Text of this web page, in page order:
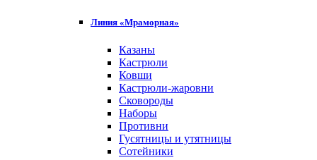
Линия «Мраморная»
Казаны
Кастрюли
Ковши
Кастрюли-жаровни
Сковороды
Наборы
Противни
Гусятницы и утятницы
Сотейники